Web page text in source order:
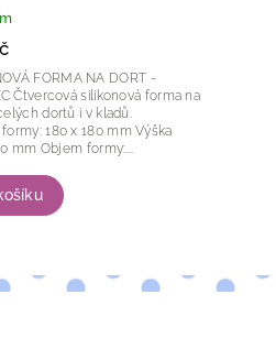
FORMA NA DORT -
na
dortů i v kladů.
180 x 180 mm Výška
formy: 50 mm Objem formy:...